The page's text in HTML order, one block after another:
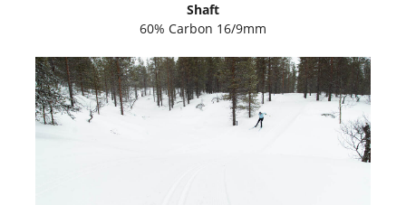
Shaft
60% Carbon 16/9mm